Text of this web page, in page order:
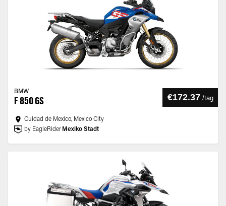
BMW
F 850 GS €172.37 /tag
Cuidad de Mexico, Mexico City
by EagleRider Mexiko Stadt